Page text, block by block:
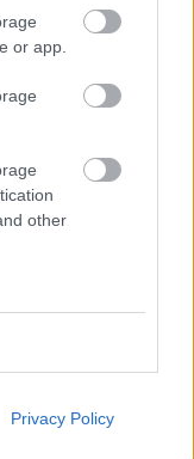
or app.
other
Privacy Policy